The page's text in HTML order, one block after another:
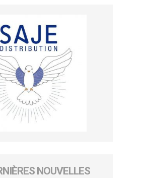
NOUVELLES